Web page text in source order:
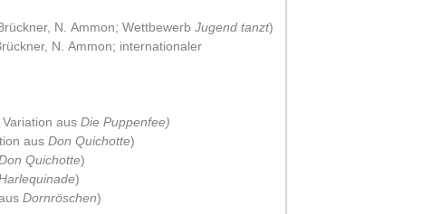
N. Ammon; Wettbewerb Jugend tanzt)
N. Ammon; internationaler
aus Die Puppenfee)
aus Don Quichotte)
Quichotte)
)
Dornröschen)